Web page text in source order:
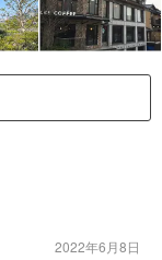
2022年6月8日